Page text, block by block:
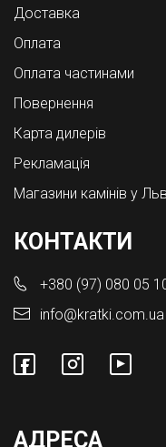
Доставка
Оплата
Оплата частинами
Повернення
Карта дилерів
Рекламація
Магазини камінів у
КОНТАКТИ
+380 (97) 080 05
info@kratki.com.ua
АДРЕСА